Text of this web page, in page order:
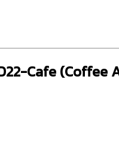
Cafe (Coffee